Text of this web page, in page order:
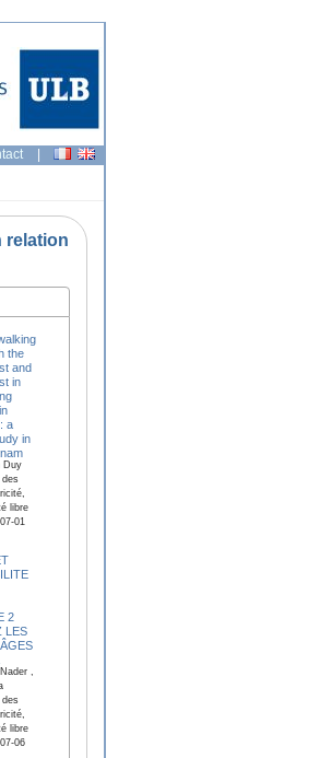
|
relation
the
and
in
a
in
Duy
libre
01
2
LES
,
libre
06